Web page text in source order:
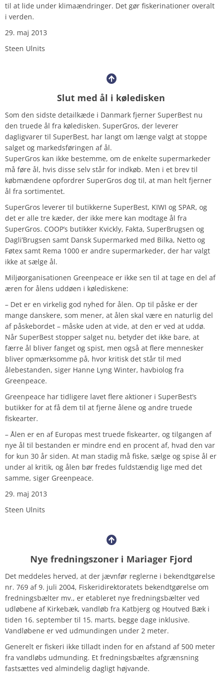
til at lide under klimaændringer. Det gør fiskerinationer overalt
i verden.
29. maj 2013
Steen Ulnits
Slut med ål i køledisken
Som den sidste detailkæde i Danmark fjerner SuperBest nu
den truede ål fra køledisken. SuperGros, der leverer
dagligvarer til SuperBest, har langt om længe valgt at stoppe
salget og markedsføringen af ål.
SuperGros kan ikke bestemme, om de enkelte supermarkeder
må føre ål, hvis disse selv står for indkøb. Men i et brev til
købmændene opfordrer SuperGros dog til, at man helt fjerner
ål fra sortimentet.
SuperGros leverer til butikkerne SuperBest, KIWI og SPAR, og
det er alle tre kæder, der ikke mere kan modtage ål fra
SuperGros. COOP’s butikker Kvickly, Fakta, SuperBrugsen og
Dagli’Brugsen samt Dansk Supermarked med Bilka, Netto og
Føtex samt Rema 1000 er andre supermarkeder, der har valgt
ikke at sælge ål.
Miljøorganisationen Greenpeace er ikke sen til at tage en del af
æren for ålens uddøen i kølediskene:
– Det er en virkelig god nyhed for ålen. Op til påske er der
mange danskere, som mener, at ålen skal være en naturlig del
af påskebordet – måske uden at vide, at den er ved at uddø.
Når SuperBest stopper salget nu, betyder det ikke bare, at
færre ål bliver fanget og spist, men også at flere mennesker
bliver opmærksomme på, hvor kritisk det står til med
ålebestanden, siger Hanne Lyng Winter, havbiolog fra
Greenpeace.
Greenpeace har tidligere lavet flere aktioner i SuperBest’s
butikker for at få dem til at fjerne ålene og andre truede
fiskearter.
– Ålen er en af Europas mest truede fiskearter, og tilgangen af
nye ål til bestanden er mindre end en procent af, hvad den var
for kun 30 år siden. At man stadig må fiske, sælge og spise ål er
under al kritik, og ålen bør fredes fuldstændig lige med det
samme, siger Greenpeace.
29. maj 2013
Steen Ulnits
Nye fredningszoner i Mariager Fjord
Det meddeles herved, at der jævnfør reglerne i bekendtgørelse
nr. 769 af 9. juli 2004, Fiskeridirektoratets bekendtgørelse om
fredningsbælter mv., er etableret nye fredningsbælter ved
udløbene af Kirkebæk, vandløb fra Katbjerg og Houtved Bæk i
tiden 16. september til 15. marts, begge dage inklusive.
Vandløbene er ved udmundingen under 2 meter.
Generelt er fiskeri ikke tilladt inden for en afstand af 500 meter
fra vandløbs udmunding. Et fredningsbæltes afgrænsning
fastsættes ved almindelig dagligt højvande.